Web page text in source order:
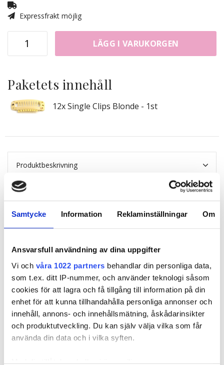
Samtycke Information Reklaminställningar Om
Ansvarsfull användning av dina uppgifter
Vi och våra 1022 partners behandlar din personliga data,
som t.ex. ditt IP-nummer, och använder teknologi såsom
cookies för att lagra och få tillgång till information på din
enhet för att kunna tillhandahålla personliga annonser och
innehåll, annons- och innehållsmätning, åskådarinsikter
och produktutveckling. Du kan själv välja vilka som får
använda din data och i vilka syften.
Expressfrakt möjlig
LÄGG I VARUKORGEN
Paketets innehåll
12x Single Clips Blonde - 1st
Produktbeskrivning
Relaterade produkter